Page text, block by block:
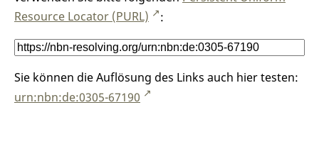
Resource Locator (PURL)
:
Sie können die Auflösung des Links auch hier testen:
urn:nbn:de:0305-67190